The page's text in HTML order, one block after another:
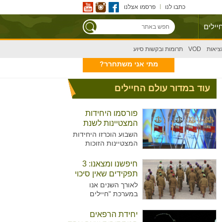
כתבו לנו פרסמו אצלנו
VOD תרומות ובקשות סיוע
מתי אני משתחרר?
עוד במדור עולם החיילים
פורסמו היחידות
המצטיינות לשנת
2020
השבוע הוכרזו היחידות
המצטיינות הזוכות
2020, שיוענק בטקס
שיתקיים בחודש הבא.
האם היחידה שלכם
ברשימה?
חיפשנו ומצאנו: 3
תפקידים שאין סיכוי
שאתם מכירים
לאורך השנים אנו
במערכת "חיילים
לצעירים העומדים לפני
יחידת הרפאים